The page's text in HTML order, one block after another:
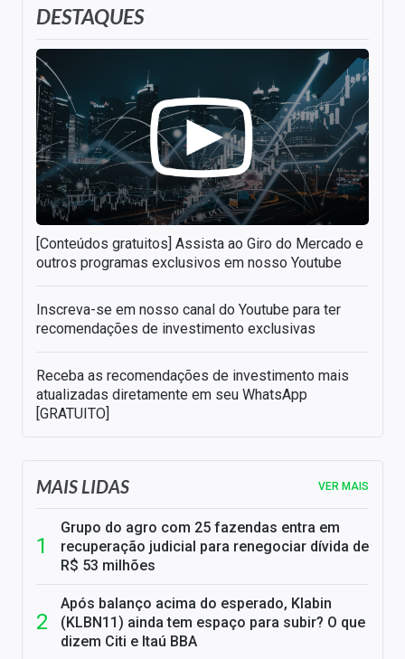
DESTAQUES
[Conteúdos gratuitos] Assista ao Giro do Mercado e
outros programas exclusivos em nosso Youtube
Inscreva-se em nosso canal do Youtube para ter
recomendações de investimento exclusivas
Receba as recomendações de investimento mais
atualizadas diretamente em seu WhatsApp
[GRATUITO]
MAIS LIDAS VER MAIS
Grupo do agro com 25 fazendas entra em
recuperação judicial para renegociar dívida de
R$ 53 milhões
Após balanço acima do esperado, Klabin
(KLBN11) ainda tem espaço para subir? O que
dizem Citi e Itaú BBA